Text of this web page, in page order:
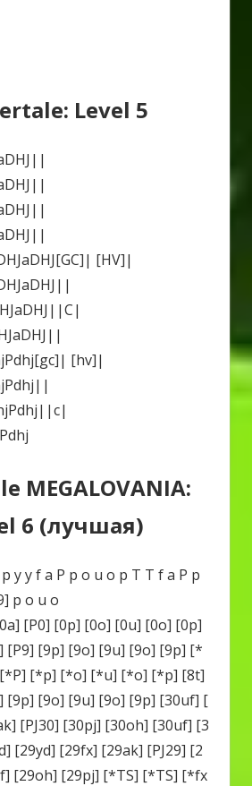
Level 5
[HV]|
[hv]|
MEGALOVANIA:
6 (лучшая)
y y f a P p o u o p T T f a P p
p o u o
[P0] [0p] [0o] [0u] [0o] [0p]
[P9] [9p] [9o] [9u] [9o] [9p] [*
[*p] [*o] [*u] [*o] [*p] [8t]
[9p] [9o] [9u] [9o] [9p] [30uf] [
[PJ30] [30pj] [30oh] [30uf] [3
[29yd] [29fx] [29ak] [PJ29] [2
[29oh] [29pj] [*TS] [*TS] [*fx